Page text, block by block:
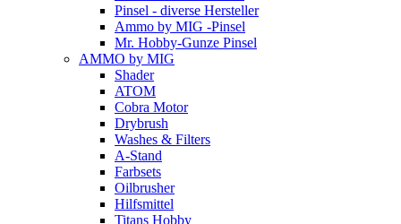
Pinsel - diverse Hersteller
Ammo by MIG -Pinsel
Mr. Hobby-Gunze Pinsel
AMMO by MIG
Shader
ATOM
Cobra Motor
Drybrush
Washes & Filters
A-Stand
Farbsets
Oilbrusher
Hilfsmittel
Titans Hobby